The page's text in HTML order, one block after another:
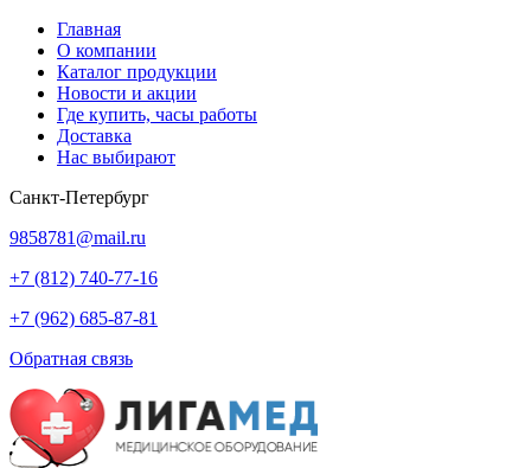
Главная
О компании
Каталог продукции
Новости и акции
Где купить, часы работы
Доставка
Нас выбирают
Санкт-Петербург
9858781@mail.ru
+7 (812) 740-77-16
+7 (962) 685-87-81
Обратная связь